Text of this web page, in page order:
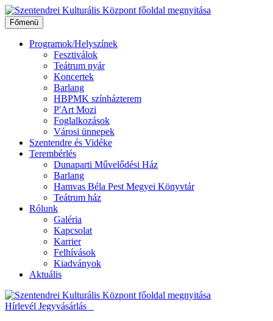
Ugrás
a
tartalomhoz
Főmenü
Programok/Helyszínek
Fesztiválok
Teátrum nyár
Koncertek
Barlang
HBPMK színházterem
P'Art Mozi
Foglalkozások
Városi ünnepek
Szentendre és Vidéke
Terembérlés
Dunaparti Művelődési Ház
Barlang
Hamvas Béla Pest Megyei Könyvtár
Teátrum ház
Rólunk
Galéria
Kapcsolat
Karrier
Felhívások
Kiadványok
Aktuális
Hírlevél Jegyvásárlás